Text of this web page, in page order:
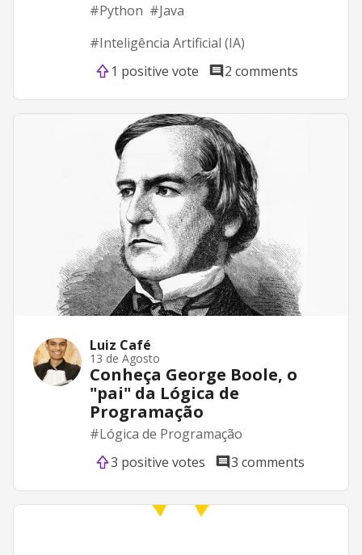
#Python #Java
#Inteligência Artificial (IA)
1 positive vote
2 comments
Luiz Café
13 de Agosto
Conheça George Boole, o
"pai" da Lógica de
Programação
#Lógica de Programação
3 positive votes
3 comments